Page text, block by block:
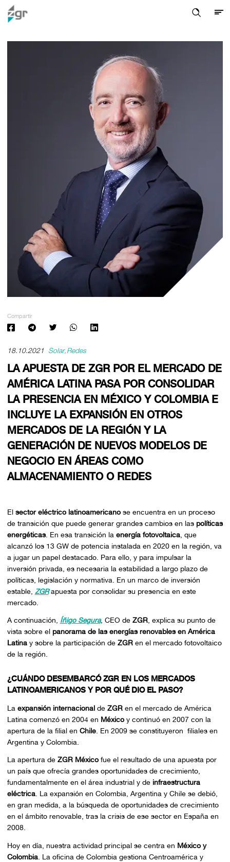
Compartir
18.10.2021 Solar Redes
LA APUESTA DE ZGR POR EL MERCADO DE
AMÉRICA LATINA PASA POR CONSOLIDAR
LA PRESENCIA EN MÉXICO Y COLOMBIA E
INCLUYE LA EXPANSIÓN EN OTROS
MERCADOS DE LA REGIÓN Y LA
GENERACIÓN DE NUEVOS MODELOS DE
NEGOCIO EN ÁREAS COMO
ALMACENAMIENTO O REDES
El sector eléctrico latinoamericanose encuentra en un proceso
de transición que puede generar grandes cambios en las políticas
energéticas. En esa transición la energía fotovoltaica, que
alcanzó los 13 GW de potencia instalada en 2020 en la región, va
a jugar un papel destacado. Para ello, y para impulsar la
inversión privada, es necesaria la estabilidad a largo plazo de
políticas, legislación y normativa. En un marco de inversión
estable, ZGRapuesta por consolidar su presencia en este
mercado.
A continuación, Íñigo Segura, CEO de ZGR, explica su punto de
vista sobre el panorama de las energías renovables en América
Latinay sobre la participación de ZGRen el mercado fotovoltaico
de la región.
¿CUÁNDO DESEMBARCÓ ZGR EN LOS MERCADOS
LATINOAMERICANOS Y POR QUÉ DIO EL PASO?
La expansión internacionalde ZGRen el mercado de América
Latina comenzó en 2004 en Méxicoy continuó en 2007 con la
apertura de la filial en Chile. En 2009 se constituyeron filiales en
Argentina y Colombia.
La apertura de ZGR Méxicofue el resultado de una apuesta por
un país que ofrecía grandes oportunidades de crecimiento,
fundamentalmente en el área industrial y deinfraestructura
eléctrica. La expansión en Colombia, Argentina y Chile se debió,
en gran medida, a la búsqueda de oportunidades de crecimiento
en el ámbito renovable, tras la crisis de ese sector en España en
2008.
Hoy en día, nuestra actividad principal se centra en México y
Colombia. La oficina de Colombia gestiona Centroamérica y